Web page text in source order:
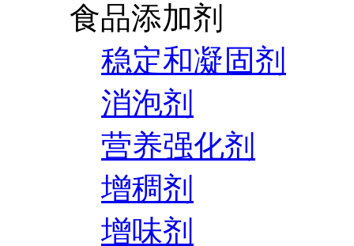
食品添加剂
稳定和凝固剂
消泡剂
营养强化剂
增稠剂
增味剂